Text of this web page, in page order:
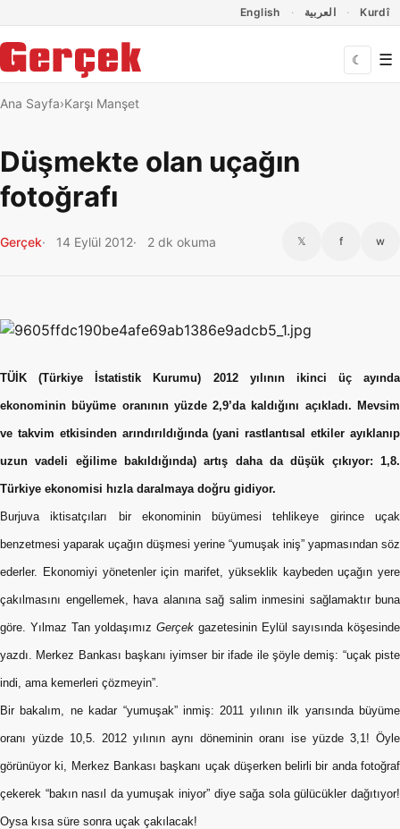
English العربية Kurdî
☾ ☰
Ana Sayfa Karşı Manşet
Düşmekte olan uçağın
fotoğrafı
Gerçek 14 Eylül 2012 2 dk okuma 𝕏 f w
TÜİK (Türkiye İstatistik Kurumu) 2012 yılının ikinci üç ayında
ekonominin büyüme oranının yüzde 2,9’da kaldığını açıkladı. Mevsim
ve takvim etkisinden arındırıldığında (yani rastlantısal etkiler ayıklanıp
uzun vadeli eğilime bakıldığında) artış daha da düşük çıkıyor: 1,8.
Türkiye ekonomisi hızla daralmaya doğru gidiyor.
Burjuva iktisatçıları bir ekonominin büyümesi tehlikeye girince uçak
benzetmesi yaparak uçağın düşmesi yerine “yumuşak iniş” yapmasından söz
ederler. Ekonomiyi yönetenler için marifet, yükseklik kaybeden uçağın yere
çakılmasını engellemek, hava alanına sağ salim inmesini sağlamaktır buna
göre. Yılmaz Tan yoldaşımız Gerçek gazetesinin Eylül sayısında köşesinde
yazdı. Merkez Bankası başkanı iyimser bir ifade ile şöyle demiş: “uçak piste
indi, ama kemerleri çözmeyin”.
Bir bakalım, ne kadar “yumuşak” inmiş: 2011 yılının ilk yarısında büyüme
oranı yüzde 10,5. 2012 yılının aynı döneminin oranı ise yüzde 3,1! Öyle
görünüyor ki, Merkez Bankası başkanı uçak düşerken belirli bir anda fotoğraf
çekerek “bakın nasıl da yumuşak iniyor” diye sağa sola gülücükler dağıtıyor!
Oysa kısa süre sonra uçak çakılacak!